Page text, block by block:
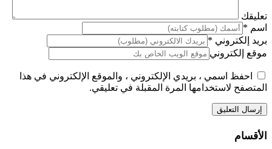
تعليقك
اسم *
بريد إلكتروني *
موقع إلكتروني
احفظ اسمي ، بريدي الإلكتروني ، والموقع الإلكتروني في هذا
المتصفح لاستخدامها المرة المقبلة في تعليقي.
الأقسام